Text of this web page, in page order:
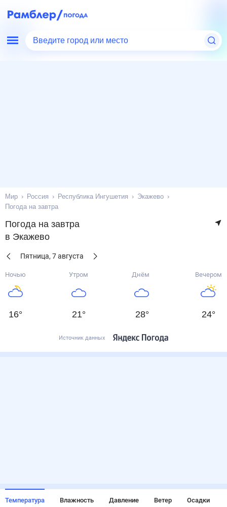
Введите город или место
Мир Россия Республика Ингушетия
Экажево
Погода на завтра
Погода на завтра
в Экажево
Пятница, 7августа
Ночью
16°
Утром
21°
Днём
28°
Вечером
24°
Источник данных
Температура Влажность Давление Ветер Осадки